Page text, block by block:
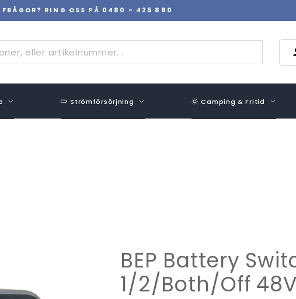
Pausa
FRÅGOR? RING OSS PÅ 0480 - 425 880
Strömförsörjning Camping & Fritid
BEP Battery
1/2/Both/Off 48V